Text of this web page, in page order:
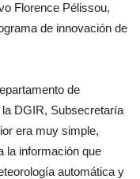
Florence Pélissou,
de innovación de
de
DGIR, Subsecretaría
era muy simple,
la información que
automática y